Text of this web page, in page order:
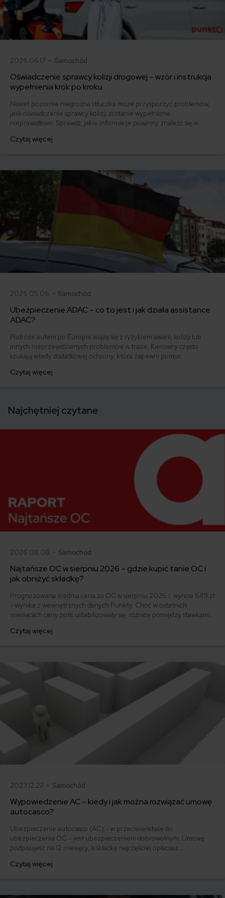
2026.06.17 • Samochód
Oświadczenie sprawcy kolizji drogowej – wzór i instrukcja
wypełnienia krok po kroku
Nawet pozornie niegroźna stłuczka może przysporzyć problemów,
jeśli oświadczenie sprawcy kolizji zostanie wypełnione
nieprawidłowo. Sprawdź, jakie informacje powinny znaleźć się w
Czytaj więcej
2026.05.06 • Samochód
Ubezpieczenie ADAC – co to jest i jak działa assistance
ADAC?
Podróże autem po Europie wiążą się z ryzykiem awarii, kolizji lub
innych nieprzewidzianych problemów w trasie. Kierowcy często
szukają wtedy dodatkowej ochrony, która zapewni pomoc
kraju. Jednym z rozwiązań, które pojawia się w tym kontekście, jest
Czytaj więcej
Najchętniej czytane
2026.08.06 • Samochód
Najtańsze OC w sierpniu 2026 – gdzie kupić tanie OC i
jak obniżyć składkę?
Prognozowana średnia cena za OC w sierpniu 2026 r. wynosi 649 zł
– wynika z wewnętrznych danych Punkty. Choć w ostatnich
miesiącach ceny polis ustabilizowały się, różnice pomiędzy stawkami
500 zł, inni – powyżej 1500 zł. Gdzie znaleźć najtańsze OC w Polsce
Czytaj więcej
2023.12.27 • Samochód
Wypowiedzenie AC – kiedy i jak można rozwiązać umowę
autocasco?
Ubezpieczenie autocasco (AC) – w przeciwieństwie do
ubezpieczenia OC – jest ubezpieczeniem dobrowolnym. Umowę
podpisujesz na 12 miesięcy, a składkę najczęściej opłacasz
ofertę lub zdecydowałeś się sprzedać samochód w trakcie trwania
Czytaj więcej